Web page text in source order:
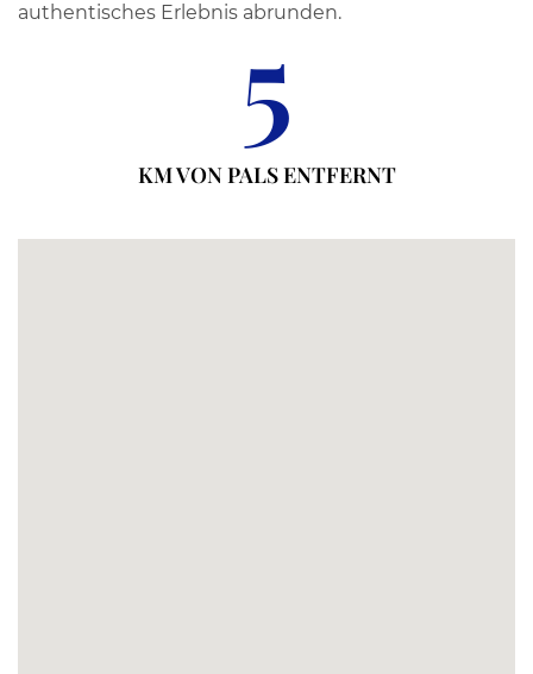
authentisches Erlebnis abrunden.
5
KM VON PALS ENTFERNT